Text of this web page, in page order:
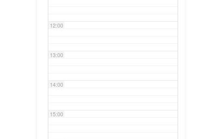
12:00
13:00
14:00
15:00